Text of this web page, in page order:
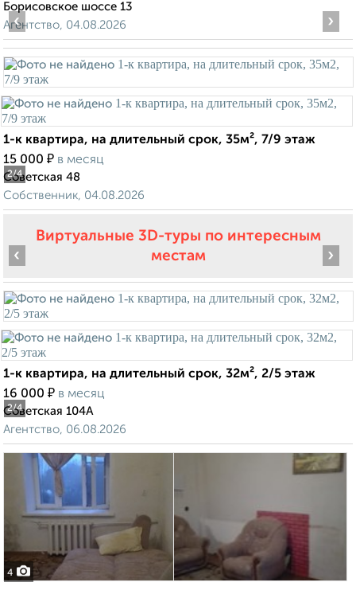
Борисовское шоссе 13
Агентство, 04.08.2026
2/4
‹ ›
1-к квартира, на длительный срок, 35м², 7/9 этаж
15 000 ₽ в месяц
Советская 48
Собственник, 04.08.2026
Виртуальные 3D-туры по интересным
местам
2/4
‹ ›
1-к квартира, на длительный срок, 32м², 2/5 этаж
16 000 ₽ в месяц
Советская 104А
Агентство, 06.08.2026
4